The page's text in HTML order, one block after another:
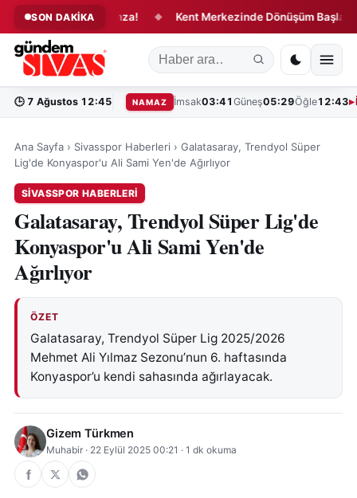
SON DAKİKA
Değiştirecek İmza! ◆ Kent Merkezinde Dönüşüm Başladı!
🕒 7 Ağustos 12:45 NAMAZ İmsak03:41 Güneş05:29Öğle12:43
Ana Sayfa › Sivasspor Haberleri › Galatasaray, Trendyol Süper
Lig'de Konyaspor'u Ali Sami Yen'de Ağırlıyor
SIVASSPOR HABERLERI
Galatasaray, Trendyol Süper Lig'de
Konyaspor'u Ali Sami Yen'de
Ağırlıyor
ÖZET
Galatasaray, Trendyol Süper Lig 2025/2026
Mehmet Ali Yılmaz Sezonu’nun 6. haftasında
Konyaspor’u kendi sahasında ağırlayacak.
Gizem Türkmen
Muhabir · 22 Eylül 2025 00:21 · 1 dk okuma